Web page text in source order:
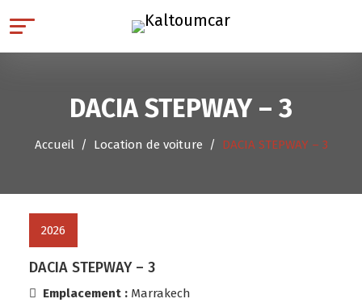
DACIA STEPWAY – 3
Accueil Location de voiture DACIA STEPWAY – 3
2026
DACIA STEPWAY – 3
Emplacement : Marrakech